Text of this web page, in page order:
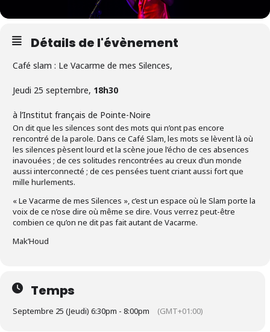
Détails de l'évènement
Café slam : Le Vacarme de mes Silences,
Jeudi 25 septembre, 18h30
à l’Institut français de Pointe-Noire
On dit que les silences sont des mots qui n’ont pas encore
rencontré de la parole. Dans ce Café Slam, les mots se lèvent là où
les silences pèsent lourd et la scène joue l’écho de ces absences
inavouées ; de ces solitudes rencontrées au creux d’un monde
aussi interconnecté ; de ces pensées tuent criant aussi fort que
mille hurlements.
« Le Vacarme de mes Silences », c’est un espace où le Slam porte la
voix de ce n’ose dire où même se dire. Vous verrez peut-être
combien ce qu’on ne dit pas fait autant de Vacarme.
Mak’Houd
Temps
Septembre 25 (Jeudi) 6:30pm - 8:00pm (GMT+01:00)